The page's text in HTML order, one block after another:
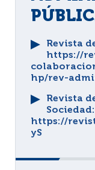
Revista
https://
hp/rev-
Revista
Sociedad:
https://
yS